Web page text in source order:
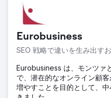
Eurobusiness
SEO 戦略で違いを生み出す
Eurobusiness は、モンツァ
で、潜在的なオンライン顧
増やすことを目的として、